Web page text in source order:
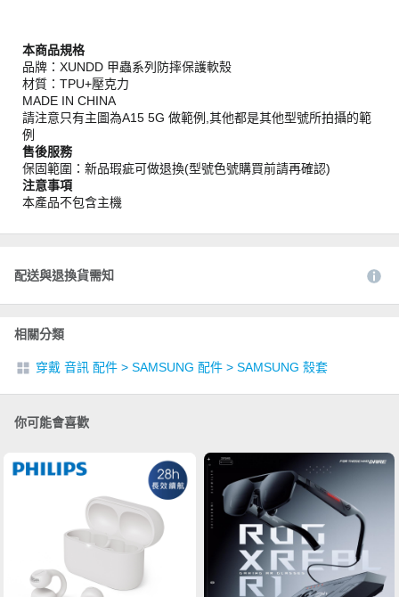
本商品規格
品牌：XUNDD 甲蟲系列防摔保護軟殼
材質：TPU+壓克力
MADE IN CHINA
請注意只有主圖為A15 5G 做範例,其他都是其他型號所拍攝的範
例
售後服務
保固範圍：新品瑕疵可做退換(型號色號購買前請再確認)
注意事項
本產品不包含主機
配送與退換貨需知
相關分類
穿戴 音訊 配件 > SAMSUNG 配件 > SAMSUNG 殼套
你可能會喜歡